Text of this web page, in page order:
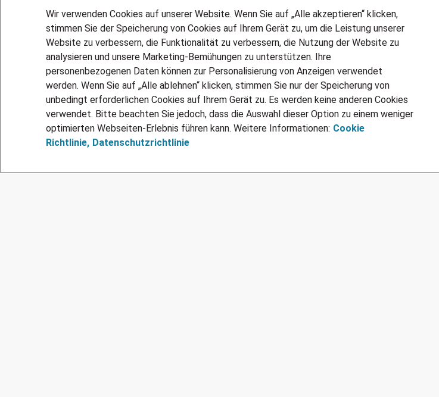
Bewerbungen-mainz@adecco.de
Ref JN -092024-646588
Für Job bewerben
Wir verwenden Cookies auf unserer Website. Wenn Sie auf „Alle akzeptieren“ klicken,
stimmen Sie der Speicherung von Cookies auf Ihrem Gerät zu, um die Leistung unserer
Website zu verbessern, die Funktionalität zu verbessern, die Nutzung der Website zu
analysieren und unsere Marketing-Bemühungen zu unterstützen. Ihre
personenbezogenen Daten können zur Personalisierung von Anzeigen verwendet
werden. Wenn Sie auf „Alle ablehnen“ klicken, stimmen Sie nur der Speicherung von
unbedingt erforderlichen Cookies auf Ihrem Gerät zu. Es werden keine anderen Cookies
verwendet. Bitte beachten Sie jedoch, dass die Auswahl dieser Option zu einem weniger
optimierten Webseiten-Erlebnis führen kann. Weitere Informationen: Cookie
Richtlinie, Datenschutzrichtlinie